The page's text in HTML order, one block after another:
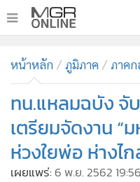
ทันเหตุการณ์
• ภาคใต้
ภูมิภาค
Online Section
• บันเทิง
หน้าหลัก ภูมิภาค ภาคก
ทน.แหลมฉบัง จั
เตรียมจัดงาน “
ห่วงใยพ่อ ห่างไก
เผยแพร่:6 พ.ย. 2562 19:56